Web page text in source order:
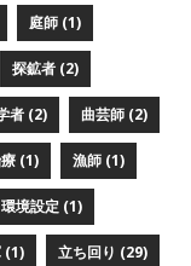
庭師 (1)
探鉱者 (2)
者 (2) 曲芸師 (2)
(1) 漁師 (1)
環境設定 (1)
(1) 立ち回り (29)